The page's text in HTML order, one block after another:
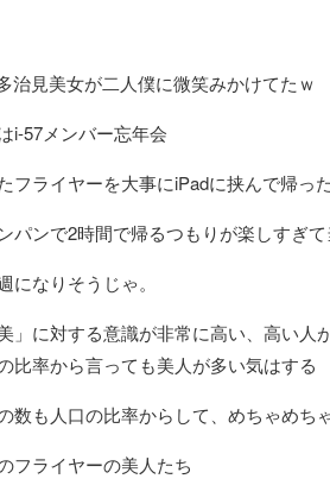
治見美女が二人僕に微笑みかけてたｗ
i-57メンバー忘年会
フライヤーを大事にiPadに挟んで帰っ
パンで2時間で帰るつもりが楽しすぎ
になりそうじゃ。
」に対する意識が非常に高い、高い
比率から言っても美人が多い気はする
数も人口の比率からして、めちゃめち
フライヤーの美人たち